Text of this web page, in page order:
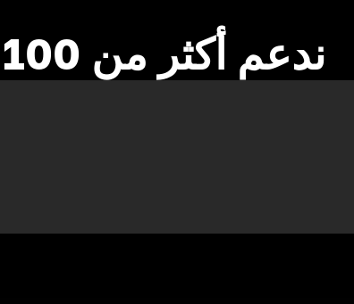
ندعم أكثر من 100 عملة مشفرة